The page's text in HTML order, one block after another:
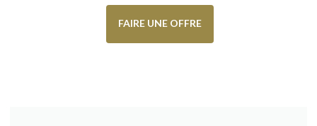
FAIRE UNE OFFRE